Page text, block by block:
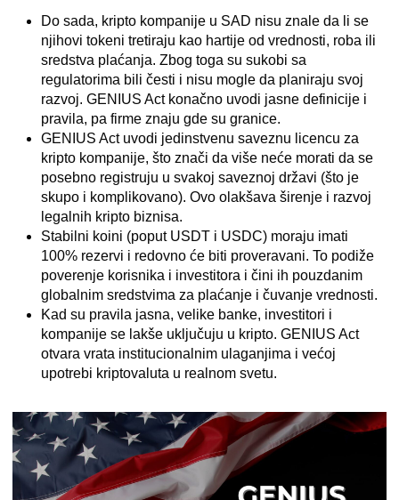
Do sada, kripto kompanije u SAD nisu znale da li se
njihovi tokeni tretiraju kao hartije od vrednosti, roba ili
sredstva plaćanja. Zbog toga su sukobi sa
regulatorima bili česti i nisu mogle da planiraju svoj
razvoj. GENIUS Act konačno uvodi jasne definicije i
pravila, pa firme znaju gde su granice.
GENIUS Act uvodi jedinstvenu saveznu licencu za
kripto kompanije, što znači da više neće morati da se
posebno registruju u svakoj saveznoj državi (što je
skupo i komplikovano). Ovo olakšava širenje i razvoj
legalnih kripto biznisa.
Stabilni koini (poput USDT i USDC) moraju imati
100% rezervi i redovno će biti proveravani. To podiže
poverenje korisnika i investitora i čini ih pouzdanim
globalnim sredstvima za plaćanje i čuvanje vrednosti.
Kad su pravila jasna, velike banke, investitori i
kompanije se lakše uključuju u kripto. GENIUS Act
otvara vrata institucionalnim ulaganjima i većoj
upotrebi kriptovaluta u realnom svetu.